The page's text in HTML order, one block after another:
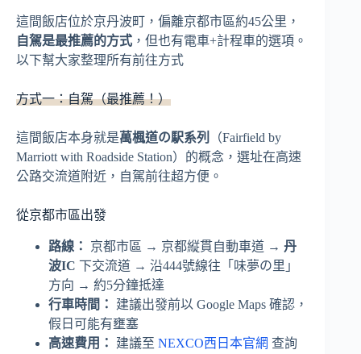
這間飯店位於京丹波町，偏離京都市區約45公里，
自駕是最推薦的方式 ，但也有電車+計程車的選項。
以下幫大家整理所有前往方式
方式一：自駕（最推薦！）
這間飯店本身就是萬楓道の駅系列
（Fairfield by
Marriott with Roadside Station）的概念，選址在高速
公路交流道附近，自駕前往超方便。
從京都市區出發
路線： 京都市區 → 京都縦貫自動車道 → 丹
波IC 下交流道 → 沿444號線往「味夢の里」
方向 → 約5分鐘抵達
行車時間：
建議出發前以 Google Maps 確認，
假日可能有壅塞
高速費用：
建議至 NEXCO西日本官網 查詢